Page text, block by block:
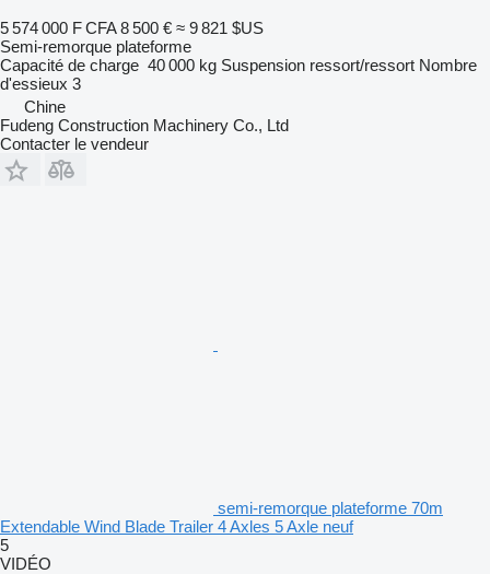
5 574 000 F CFA 8 500 € ≈ 9 821 $US
Semi-remorque plateforme
Capacité de charge 40 000 kg Suspension ressort/ressort Nombre
d'essieux 3
Chine
Fudeng Construction Machinery Co., Ltd
Contacter le vendeur
semi-remorque plateforme 70m
Extendable Wind Blade Trailer 4 Axles 5 Axle neuf
5
VIDÉO